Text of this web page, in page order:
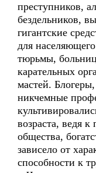
преступников,
бездельников,
гигантские
для
тюрьмы,
карательных
мастей.
никчемные
возраста, ведя
общества,
зависело от
способности к